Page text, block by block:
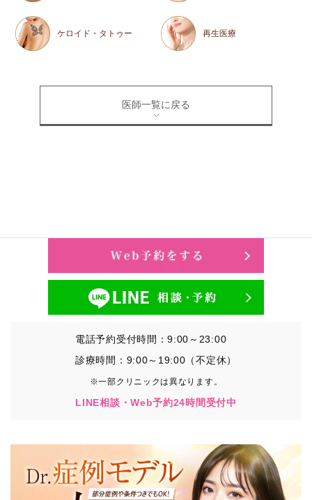
ケロイド・タトゥー 再生医療
医師一覧に戻る
電話予約受付時間：9:00～23:00
診療時間：9:00～19:00（不定休）
※一部クリニックは異なります。
LINE相談・Web予約24時間受付中